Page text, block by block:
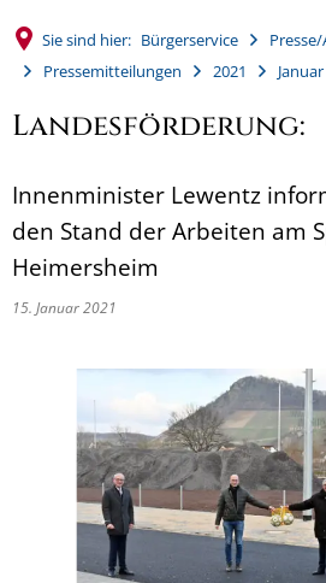
Sie sind hier: Bürgerservice
Pressemitteilungen
2021 Januar
Landesförderung:
Innenminister Lewentz
den Stand der Arbeiten am
Heimersheim
15. Januar 2021